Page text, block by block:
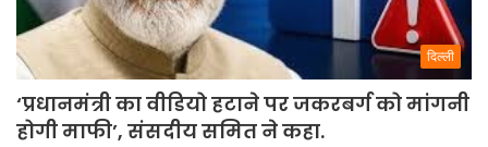
दिल्ली
‘प्रधानमंत्री का वीडियो हटाने पर जकरबर्ग को मांगनी
होगी माफी’, संसदीय समित ने कहा.